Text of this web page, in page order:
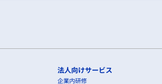
法人向けサービス
企業内研修